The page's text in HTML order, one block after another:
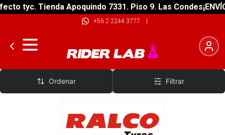
tyc. Tienda Apoquindo 7331. Piso 9. Las Condes
+56 2 2244 3777 |
Ralco
Ordenar Filtrar